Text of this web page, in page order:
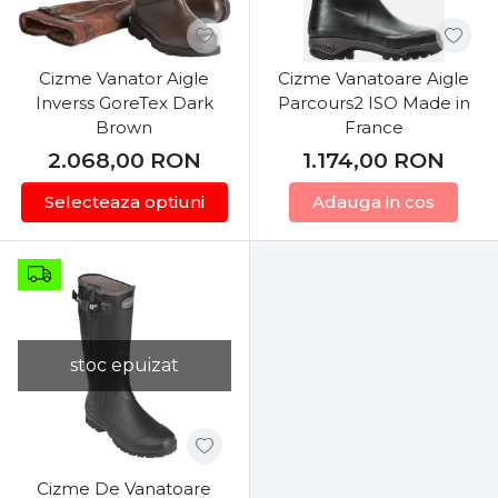
Tălpi cu profil adânc (Anti-derapaj): Noroiul
argilos, frunzele ude și pantele abrupte
necesită o aderență maximă. Tălpile cizmelor
noastre sunt proiectate cu canale adânci de
evacuare a noroiului, asigurând stabilitate pe
accidentările.
Sistem de ajustare pe gambă:Multe modele
dispun de catarame sau curele reglabile la
cizma perfect pe picior pentru a împiedica
pătrunderea crengilor, frunzelor sau a apei
prin partea superioară.
Branțuri ergonomice și absorbție a șocurilor:
Zonele întărite din călcâi amortizează impactul
cu solul dur, protejându-ți articulațiile în
Cizme Vanator Aigle
Inverss GoreTex Dark
Brown
2.068,00 RON
Selecteaza optiuni
Cizme Vanatoare Aigle
Parcours2 ISO Made in
France
1.174,00 RON
Adauga in cos
stoc epuizat
Cizme De Vanatoare